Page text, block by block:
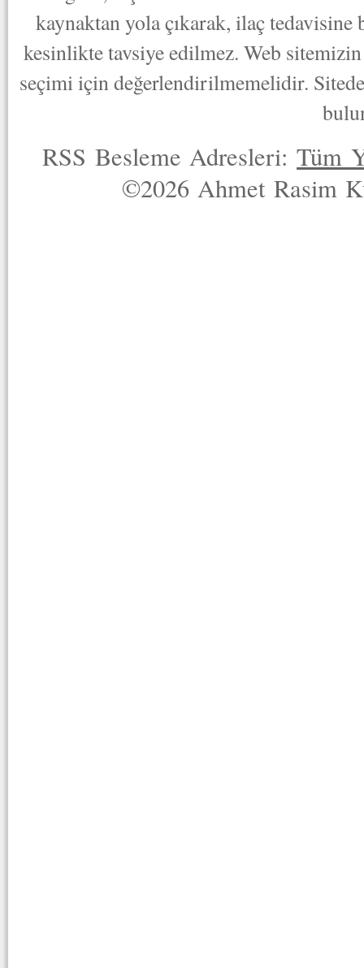
kaynaktan yola çıkarak, ilaç
kesinlikte tavsiye edilmez. Web
seçimi için değerlendirilmemelidir.
RSS Besleme Adresleri:Tüm
©2026 Ahmet Rasim